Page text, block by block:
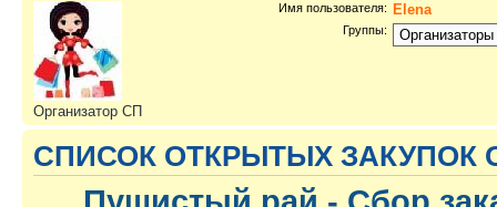
Организатор СП
Имя пользователя: Elena
Группы:
СПИСОК ОТКРЫТЫХ ЗАКУПОК